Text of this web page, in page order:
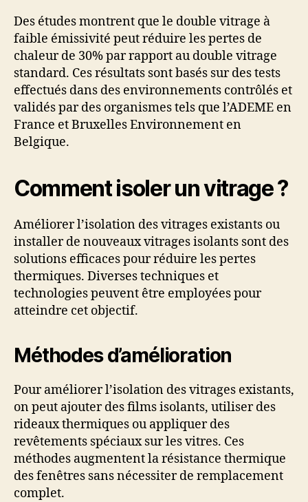
Des études montrent que le double vitrage à
faible émissivité peut réduire les pertes de
chaleur de 30% par rapport au double vitrage
standard. Ces résultats sont basés sur des tests
effectués dans des environnements contrôlés et
validés par des organismes tels que l’ADEME en
France et Bruxelles Environnement en
Belgique.
Comment isoler un vitrage ?
Améliorer l’isolation des vitrages existants ou
installer de nouveaux vitrages isolants sont des
solutions efficaces pour réduire les pertes
thermiques. Diverses techniques et
technologies peuvent être employées pour
atteindre cet objectif.
Méthodes d’amélioration
Pour améliorer l’isolation des vitrages existants,
on peut ajouter des films isolants, utiliser des
rideaux thermiques ou appliquer des
revêtements spéciaux sur les vitres. Ces
méthodes augmentent la résistance thermique
des fenêtres sans nécessiter de remplacement
complet.